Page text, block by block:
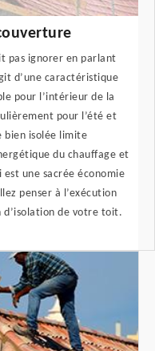
pas ignorer en parlant
d’une caractéristique
pour l’intérieur de la
pour l’été et
bien isolée limite
du chauffage et
une sacrée économie
penser à l’exécution
de votre toit.